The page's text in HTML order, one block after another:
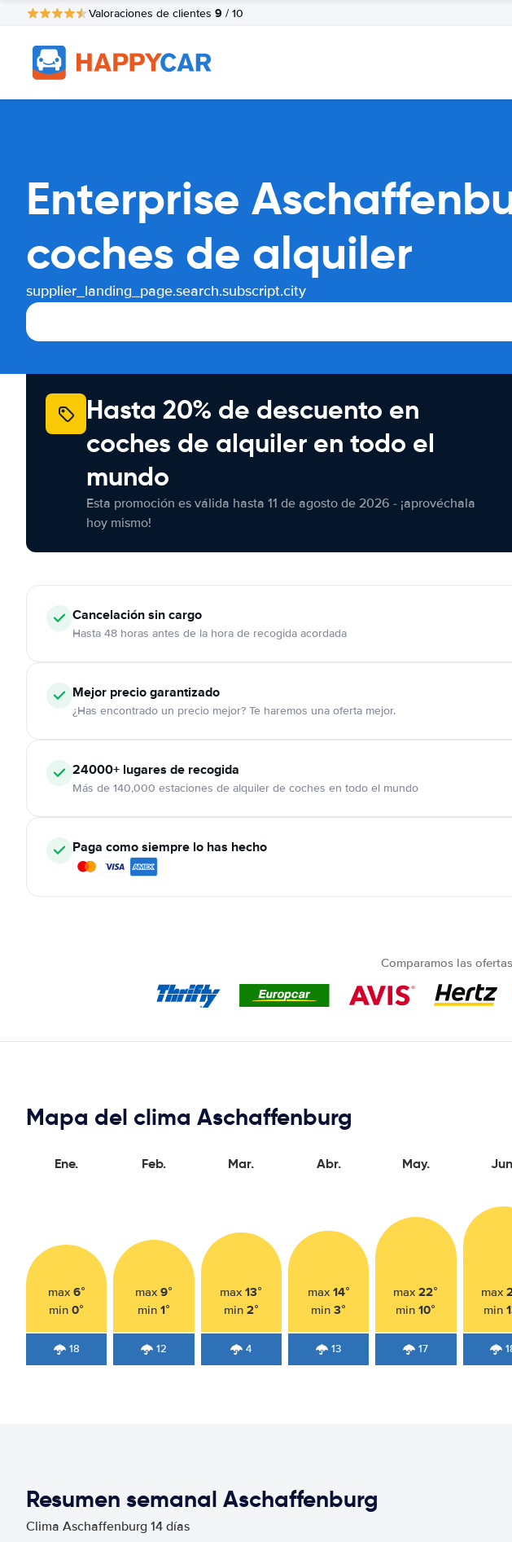
Valoraciones de clientes 9 / 10
Enterprise
coches de alquiler
supplier_landing_page.search.subscript.city
Hasta 20% de descuento en
coches de alquiler en todo el
mundo
Esta promoción es válida hasta 11 de agosto de 2026 - ¡aprovéchala
hoy mismo!
Cancelaciónsin cargo
Hasta 48 horas antes de la hora de recogida acordada
Mejor precio garantizado
¿Has encontrado un precio mejor? Te haremos una oferta mejor.
24000+ lugares de recogida
Más de 140,000 estaciones de alquiler de coches en todo el mundo
Paga como siempre lo has hecho
Comparamos las
Mapa del clima Aschaffenburg
Ene.
max 6°
min0°
18
Feb.
max 9°
min 1°
12
Mar.
max13°
min 2°
4
Abr.
max 14°
min3°
13
May.
max22°
min10°
17
max
min
Resumen semanal Aschaffenburg
Clima Aschaffenburg 14 días